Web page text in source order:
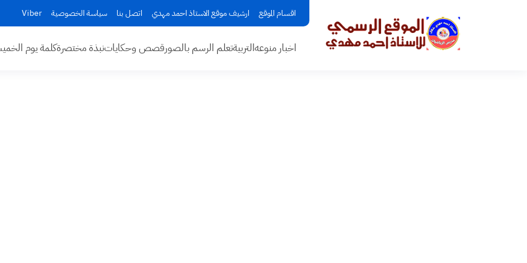
اقسام الموقع ارشيف موقع الاستاذ احمد مهدي اتصل بنا سياسة الخصوصية Viber
اخبار منوعهالتربيةتعلم الرسم بالصورقصص وحكاياتنبذة مختصرةكلمة يوم